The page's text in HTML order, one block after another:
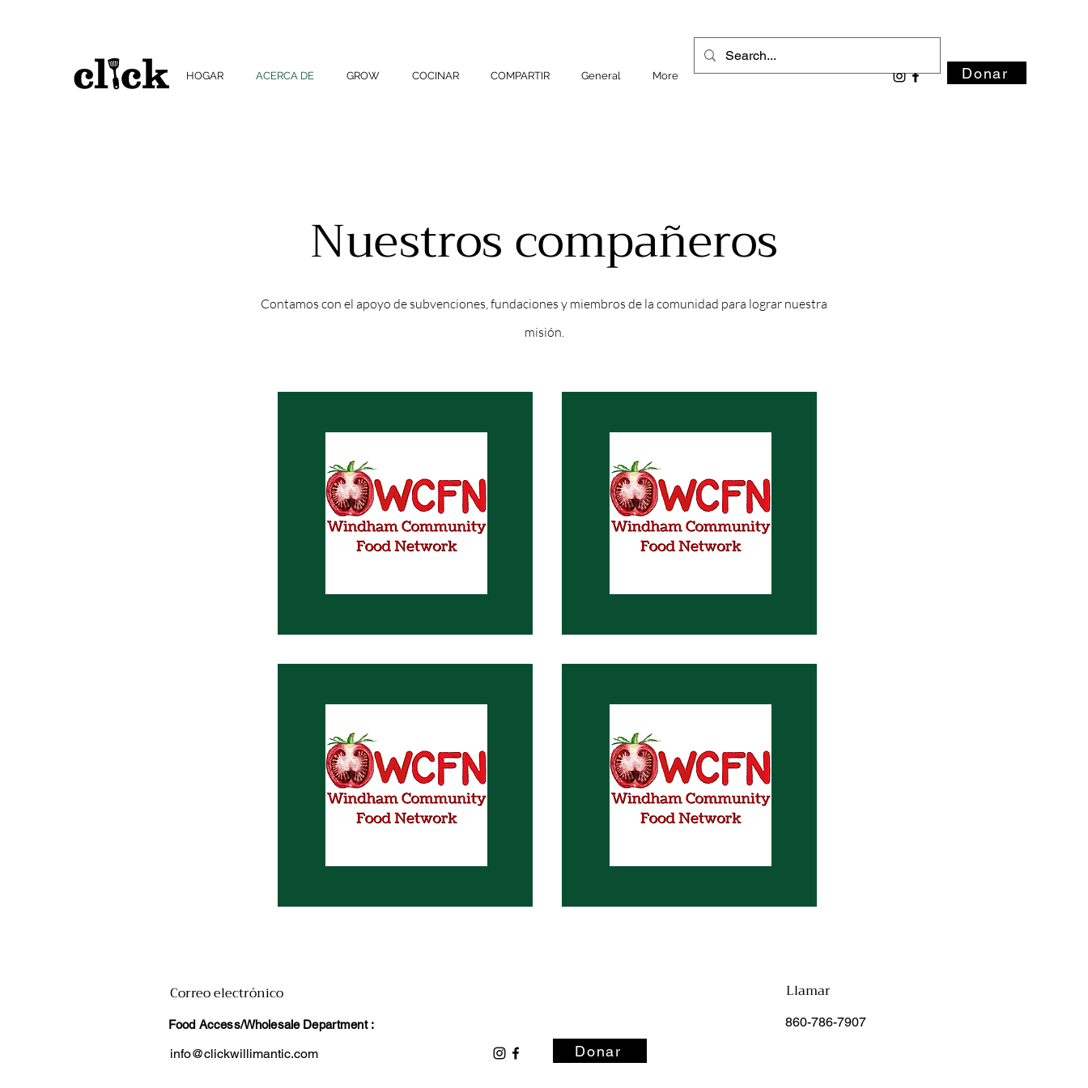
HOGAR ACERCA DE GROW COCINAR COMPARTIR General More Donar
Nuestros compañeros
Contamos con el apoyo de subvenciones, fundaciones y miembros de la comunidad para lograr nuestra
misión.
Correo electrónico Llamar
Food Access/Wholesale Department : 860-786-7907
info@clickwillimantic.com Donar